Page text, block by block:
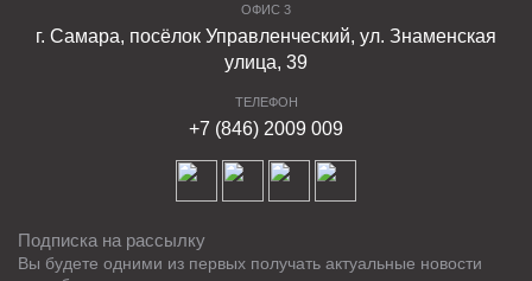
ОФИС 3
г. Самара, посёлок Управленческий, ул. Знаменская
улица, 39
ТЕЛЕФОН
+7 (846) 2009 009
Подписка на рассылку
Вы будете одними из первых получать актуальные новости